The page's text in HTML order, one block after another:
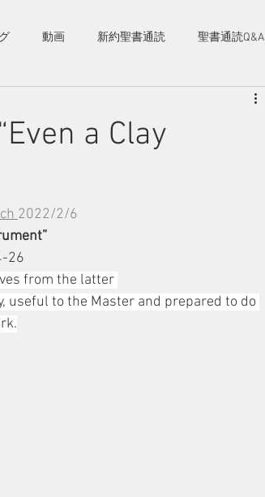
ームページです。
コンタクト
動画 新約聖書通読 聖書通読Q&A
a Clay
2022/2/6
26
from the latter
to the Master and prepared to do